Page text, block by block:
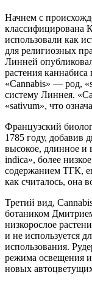
Начнем с
классифицирована
использовали как
для религиозных
Линней
растения
«Cannabis» — род,
систему Линнея.
«sativum», что
Французский
1785 году, добавив
высокое, длинное и
indica», более
содержанием ТГК,
как считалось, она
Третий вид,
ботаником
низкорослое
и не используется
использования.
режима освещения и
новых